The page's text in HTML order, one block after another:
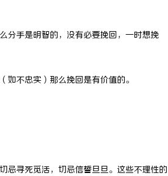
手是明智的，没有必要挽回，一时想挽
不忠实）那么挽回是有价值的。
寻死觅活，切忌信誓旦旦。这些不理性的